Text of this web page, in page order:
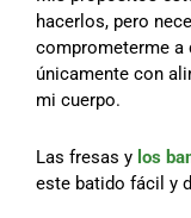
hacerlos, pero
comprometerme a
únicamente con
mi cuerpo.
Las fresas y los
este batido fácil y